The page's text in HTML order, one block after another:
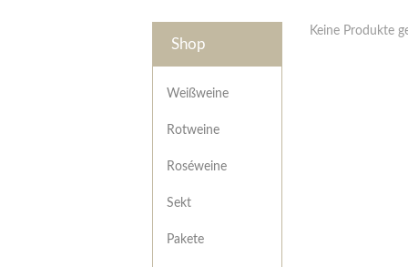
Roséweine
Shop
Weißweine
Rotweine
Roséweine
Sekt
Pakete
Keine Produkte